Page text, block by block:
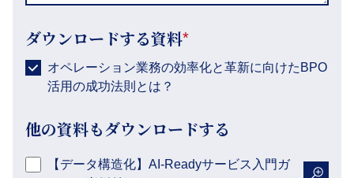
ダウンロードする資料*
オペレーション業務の効率化と革新に向けたBPO
活用の成功法則とは？
他の資料もダウンロードする
【データ構造化】AI-Readyサービス入門ガ